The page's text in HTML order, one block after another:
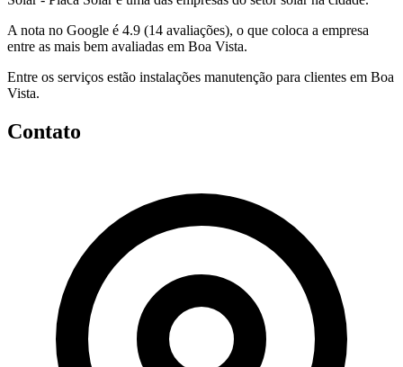
A nota no Google é 4.9 (14 avaliações), o que coloca a empresa
entre as mais bem avaliadas em Boa Vista.
Entre os serviços estão instalações manutenção para clientes em Boa
Vista.
Contato